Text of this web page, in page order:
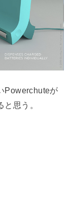
Powerchuteが
思う。